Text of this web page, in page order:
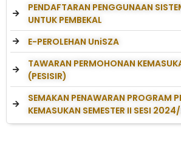
PENDAFTARAN PENGGUNAAN
UNTUK PEMBEKAL
E-PEROLEHAN UniSZA
TAWARAN PERMOHONAN
(PESISIR)
SEMAKAN PENAWARAN PROGRAM
KEMASUKAN SEMESTER II SESI